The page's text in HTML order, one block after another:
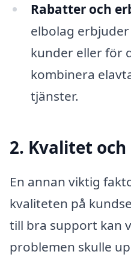
Rabatter och
elbolag
kunder eller för
kombinera
tjänster.
2. Kvalitet
En annan viktig
kvaliteten på
till bra support kan
problemen skulle